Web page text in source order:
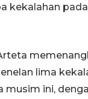
kekalahan
lima
musim ini,